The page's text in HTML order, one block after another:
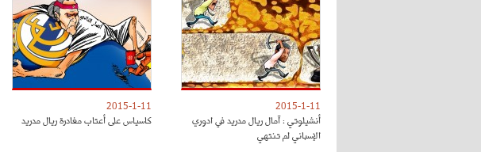
2015-1-11
أنشيلوتي : آمال ريال مدريد في ادوري
الإسباني لم تنتهي
2015-1-11
كاسياس على أعتاب مغادرة ريال مدريد